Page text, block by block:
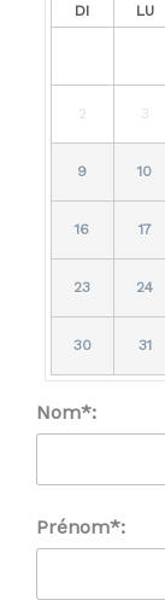
DI LU
2 3
9 10
16 17
23 24
30 31
Nom*:
Prénom*: